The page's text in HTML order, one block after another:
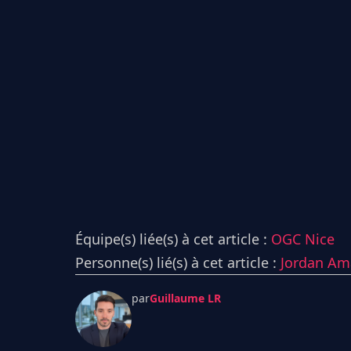
Équipe(s) liée(s) à cet article : OGC Nice
Personne(s) lié(s) à cet article : Jordan
parGuillaume LR